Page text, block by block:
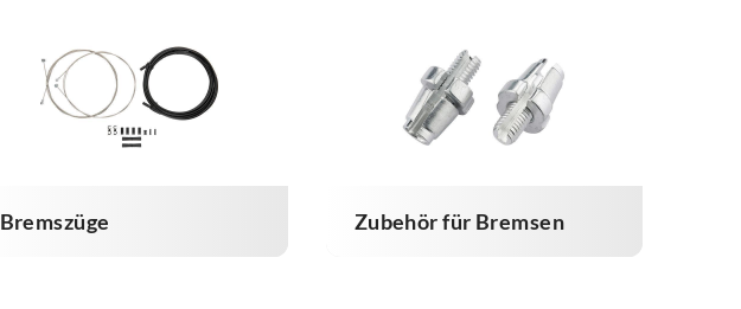
Bremszüge Zubehör für Bremsen